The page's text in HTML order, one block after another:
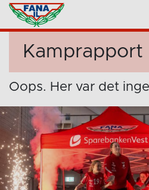
Kamprapport
Oops. Her var det